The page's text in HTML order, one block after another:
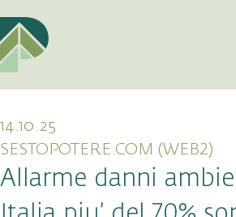
14.10.25
SESTOPOTERE.COM (WEB2)
Allarme danni